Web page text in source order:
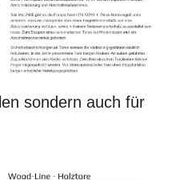
sondern auch für